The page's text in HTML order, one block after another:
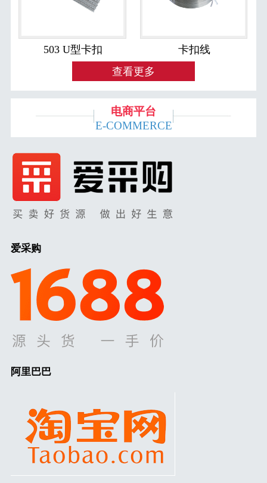
503 U型卡扣
卡扣线
查看更多
电商平台
E-COMMERCE
爱采购
阿里巴巴